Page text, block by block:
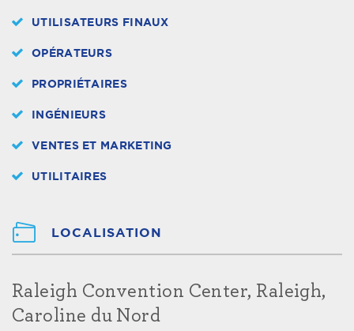
UTILISATEURS FINAUX
OPÉRATEURS
PROPRIÉTAIRES
INGÉNIEURS
VENTES ET MARKETING
UTILITAIRES
LOCALISATION
Raleigh Convention Center, Raleigh,
Caroline du Nord